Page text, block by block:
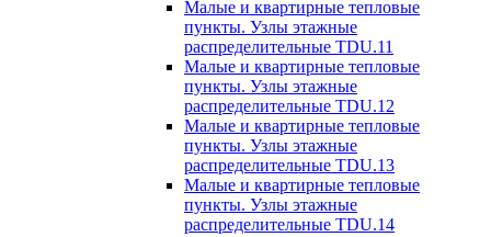
Малые и квартирные тепловые
пункты. Узлы этажные
распределительные TDU.11
Малые и квартирные тепловые
пункты. Узлы этажные
распределительные TDU.12
Малые и квартирные тепловые
пункты. Узлы этажные
распределительные TDU.13
Малые и квартирные тепловые
пункты. Узлы этажные
распределительные TDU.14